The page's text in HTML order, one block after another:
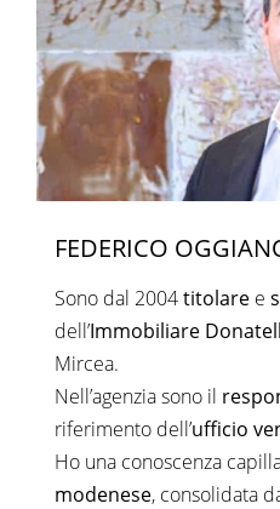
FEDERICO
Sono dal 2004titolare e
dell’Immobiliare
Mircea.
Nell’agenzia sono il
riferimento dell’ufficio
Ho una conoscenza
modenese, consolidata